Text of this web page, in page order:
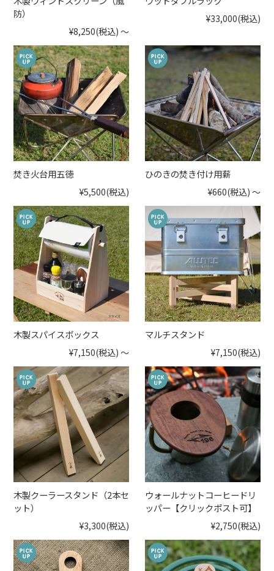
防）
¥8,250(税込) ～
¥33,000(税込)
焚き火台用五徳
¥5,500(税込)
ひのきの焚き付け用薪
¥660(税込) ～
木製スパイスボックス
¥7,150(税込) ～
マルチスタンド
¥7,150(税込)
木製クーラースタンド（2本セ
ット）
¥3,300(税込)
ウォールナットコーヒードリ
ッパー【クリックポスト可】
¥2,750(税込)